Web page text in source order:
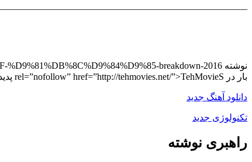
بار در rel=”nofollow” href=”http://tehmovies.net/”>TehMovieS پدیدار شد.
دانلود آهنگ جدید
تکنولوژی جدید
راهبری نوشته